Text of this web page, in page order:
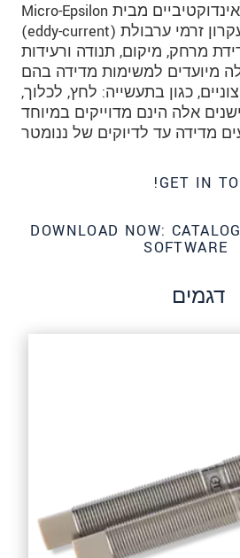
החיישנים האינדוקטיביים מבית Micro-Epsilon
מבוססים על עקרון זרמי ערבולת (eddy-current)
מרחק, מיקום, תנודה ורעידות
מיועדים למשימות מדידה בהם
כגון בתעשייה: לחץ, לכלוך,
אלה הינם מדוייקים במיוחד
מדידה עד לדיוקים של ננומטר
GET IN
DOWNLOAD NOW:
SOFTWARE
דגמים
בחסיון רב. אנא קרא את
(באנגלית).